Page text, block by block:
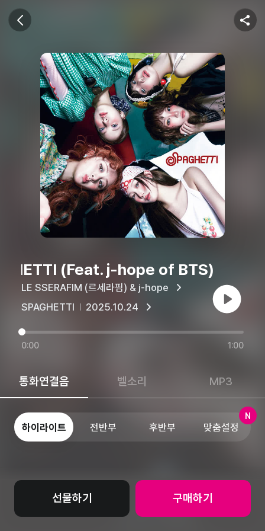
U+뮤직벨링
이전 화면
공유
(Feat. j-hope of BTS)
LE SSERAFIM (르세라핌) & j-hope
SPAGHETTI
2025.10.24 재생
0:00 1:00
통화연결음 벨소리 MP3
하이라이트 전반부 후반부 맞춤설정
N
선물하기 구매하기